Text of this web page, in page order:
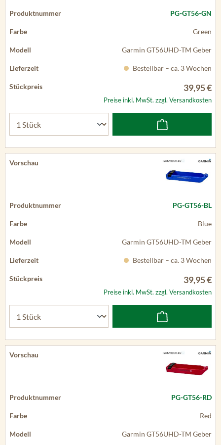
PG-GT56-GN
Green
Garmin GT56UHD-TM Geber
Bestellbar – ca. 3 Wochen
39,95 €
Preise inkl. MwSt. zzgl. Versandkosten
PG-GT56-BL
Blue
Garmin GT56UHD-TM Geber
Bestellbar – ca. 3 Wochen
39,95 €
Preise inkl. MwSt. zzgl. Versandkosten
PG-GT56-RD
Red
Garmin GT56UHD-TM Geber